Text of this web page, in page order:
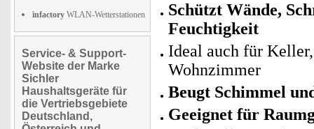
infactory WLAN-Wetterstationen
Service- & Support-
Website der Marke
Sichler
Haushaltsgeräte für
die Vertriebsgebiete
Deutschland,
Schützt Wände,
Feuchtigkeit
Ideal auch für
Wohnzimmer
Beugt Schimmel
Geeignet für